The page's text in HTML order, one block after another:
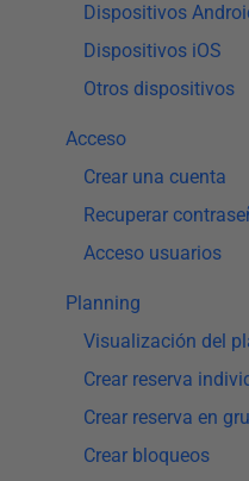
Dispositivos
Dispositivos iOS
Otros dispositivos
Acceso
Crear una cuenta
Recuperar
Acceso usuarios
Planning
Visualización del
Crear reserva
Crear reserva en
Crear bloqueos